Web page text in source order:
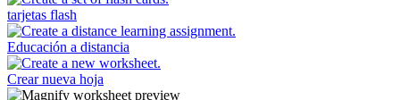
tarjetas flash
Educación a distancia
Crear nueva hoja